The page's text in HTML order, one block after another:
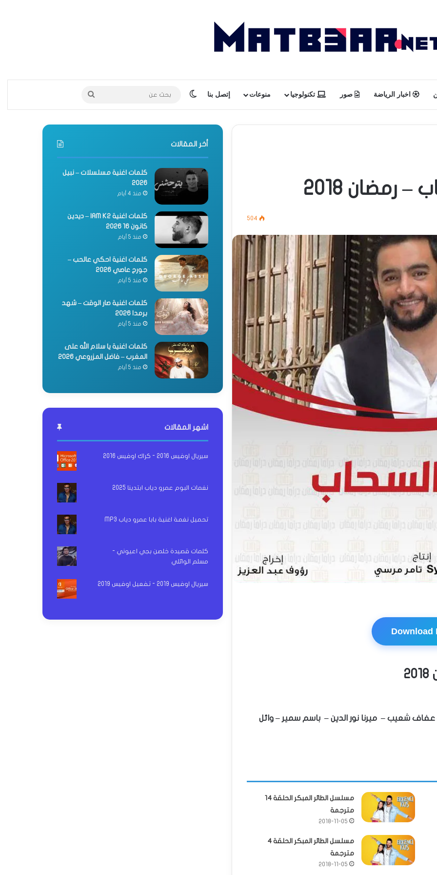
اخبار الرياضة صور تكنولوجيا منوعات إتصل بنا الوضع المظلم بحث
عن
2018
504
Download
شعيب – ميرنا نور الدين – باسم سمير – وائل
مسلسل الطائر المبكر الحلقة 14
مترجمة
2018-11-05
مسلسل الطائر المبكر الحلقة 4
مترجمة
2018-11-05
أخر المقالات
كلمات اغنية مسلسلات – نبيل
2026
منذ 4 أيام
كلمات اغنية IAM K2 – ديدين
كانون 16 2026
منذ 5 أيام
كلمات اغنية احكي عالحب –
جورج عاصي 2026
منذ 5 أيام
كلمات اغنية صار الوقت – شهد
برمدا 2026
منذ 5 أيام
كلمات اغنية يا سلام الله على
المغرب – فاضل المزروعي 2026
منذ 5 أيام
اشهر المقالات
سيريال اوفيس 2016 - كراك اوفيس 2016
نغمات البوم عمرو دياب ابتدينا 2025
تحميل نغمة اغنية بابا عمرو دياب MP3
كلمات قصيدة خلصن بجي اعيوني -
مسلم الوائلي
سيريال اوفيس 2019 - تفعيل اوفيس 2019